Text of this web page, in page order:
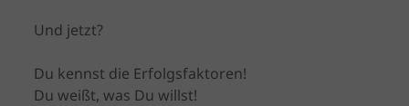
Und jetzt?
Du kennst die Erfolgsfaktoren!
Du weißt, was Du willst!